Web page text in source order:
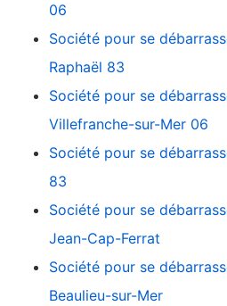
06
Société pour se
Raphaël 83
Société pour se
Villefranche-sur-Mer 06
Société pour se
83
Société pour se
Jean-Cap-Ferrat
Société pour se
Beaulieu-sur-Mer